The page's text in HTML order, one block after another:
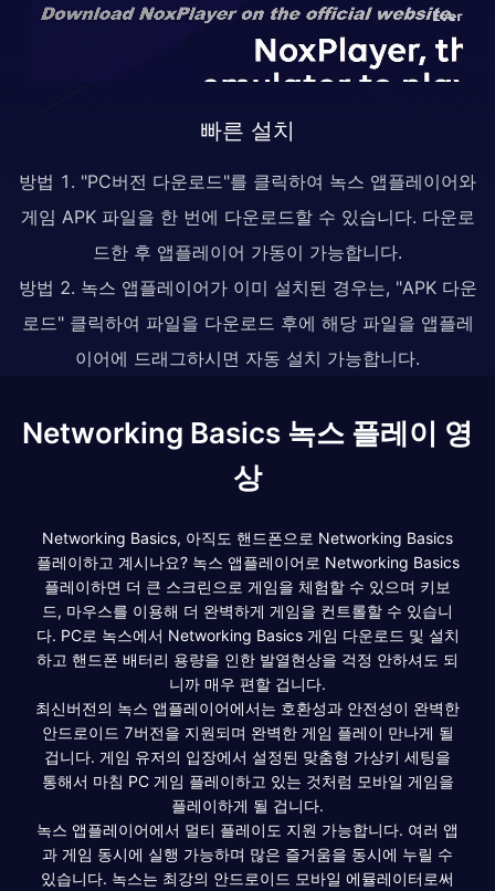
빠른 설치
방법 1. "PC버전 다운로드"를 클릭하여 녹스 앱플레이어와
게임 APK 파일을 한 번에 다운로드할 수 있습니다. 다운로
드한 후 앱플레이어 가동이 가능합니다.
방법 2. 녹스 앱플레이어가 이미 설치된 경우는, "APK 다운
로드" 클릭하여 파일을 다운로드 후에 해당 파일을 앱플레
이어에 드래그하시면 자동 설치 가능합니다.
Networking Basics 녹스 플레이 영
상
Networking Basics, 아직도 핸드폰으로 Networking Basics
플레이하고 계시나요? 녹스 앱플레이어로 Networking Basics
플레이하면 더 큰 스크린으로 게임을 체험할 수 있으며 키보
드, 마우스를 이용해 더 완벽하게 게임을 컨트롤할 수 있습니
다. PC로 녹스에서 Networking Basics 게임 다운로드 및 설치
하고 핸드폰 배터리 용량을 인한 발열현상을 걱정 안하셔도 되
니까 매우 편할 겁니다.
최신버전의 녹스 앱플레이어에서는 호환성과 안전성이 완벽한
안드로이드 7버전을 지원되며 완벽한 게임 플레이 만나게 될
겁니다. 게임 유저의 입장에서 설정된 맞춤형 가상키 세팅을
통해서 마침 PC 게임 플레이하고 있는 것처럼 모바일 게임을
플레이하게 될 겁니다.
녹스 앱플레이어에서 멀티 플레이도 지원 가능합니다. 여러 앱
과 게임 동시에 실행 가능하며 많은 즐거움을 동시에 누릴 수
있습니다. 녹스는 최강의 안드로이드 모바일 에뮬레이터로써